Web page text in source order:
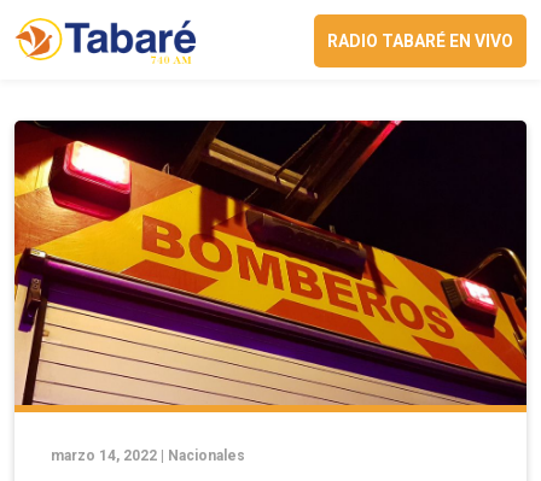
RADIO TABARÉ EN VIVO
marzo 14, 2022 | Nacionales